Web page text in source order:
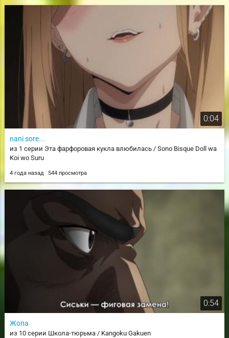
0:04
nani sore...
из 1 серии Эта фарфоровая кукла влюбилась / Sono Bisque Doll wa
Koi wo Suru
4 года назад 544 просмотра
0:54
Жопа
из 10 серии Школа-тюрьма / Kangoku Gakuen